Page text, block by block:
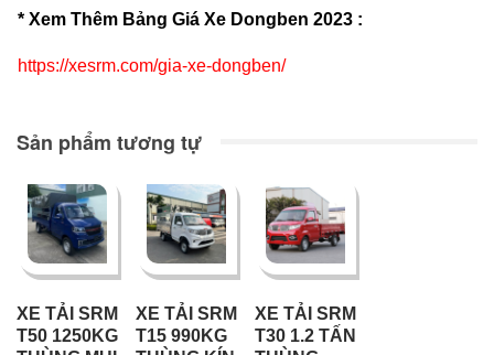
* Xem Thêm Bảng Giá Xe Dongben 2023 :
https://xesrm.com/gia-xe-dongben/
Sản phẩm tương tự
XE TẢI SRM
T50 1250KG
XE TẢI SRM
T15 990KG
XE TẢI SRM
T30 1.2 TẤN